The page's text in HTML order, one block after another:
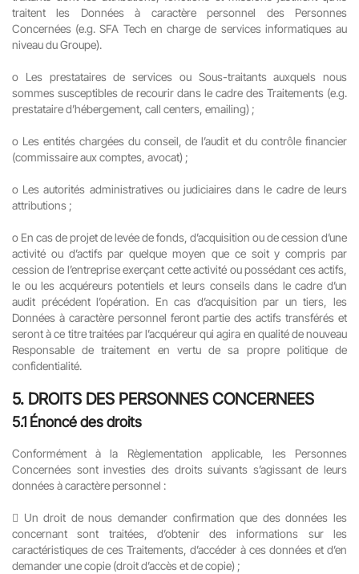
traitent les Données à caractère personnel des Personnes
Concernées (e.g. SFA Tech en charge de services informatiques au
niveau du Groupe).
o Les prestataires de services ou Sous-traitants auxquels nous
sommes susceptibles de recourir dans le cadre des Traitements (e.g.
prestataire d’hébergement, call centers, emailing) ;
o Les entités chargées du conseil, de l’audit et du contrôle financier
(commissaire aux comptes, avocat) ;
o Les autorités administratives ou judiciaires dans le cadre de leurs
attributions ;
o En cas de projet de levée de fonds, d’acquisition ou de cession d’une
activité ou d’actifs par quelque moyen que ce soit y compris par
cession de l’entreprise exerçant cette activité ou possédant ces actifs,
le ou les acquéreurs potentiels et leurs conseils dans le cadre d’un
audit précédent l’opération. En cas d’acquisition par un tiers, les
Données à caractère personnel feront partie des actifs transférés et
seront à ce titre traitées par l’acquéreur qui agira en qualité de nouveau
Responsable de traitement en vertu de sa propre politique de
confidentialité.
5. DROITS DES PERSONNES CONCERNEES
5.1 Énoncé des droits
Conformément à la Règlementation applicable, les Personnes
Concernées sont investies des droits suivants s’agissant de leurs
données à caractère personnel :
 Un droit de nous demander confirmation que des données les
concernant sont traitées, d’obtenir des informations sur les
caractéristiques de ces Traitements, d’accéder à ces données et d’en
demander une copie (droit d’accès et de copie) ;